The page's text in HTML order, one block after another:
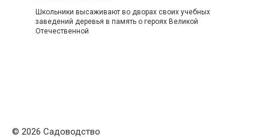
Школьники высаживают во дворах своих учебных
заведений деревья в память о героях Великой
Отечественной
© 2026 Садоводство